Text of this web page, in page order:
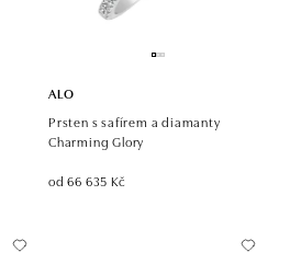
ALO
Prsten s safírem a diamanty
Charming Glory
od 66 635 Kč